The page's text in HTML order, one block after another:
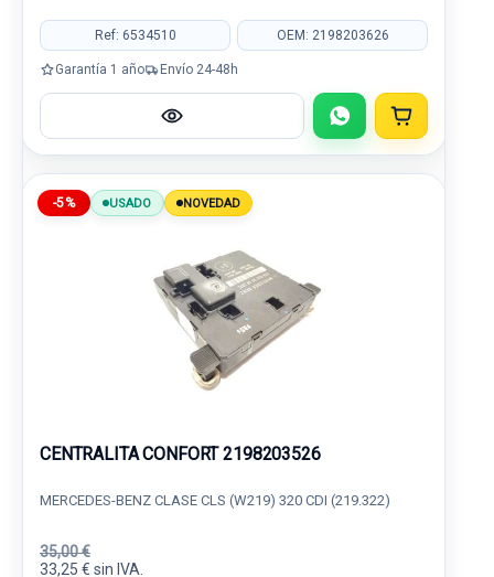
Ref: 6534510 OEM: 2198203626
Garantía 1 año Envío 24-48h
-5% USADO NOVEDAD
CENTRALITA CONFORT 2198203526
MERCEDES-BENZ CLASE CLS (W219) 320 CDI (219.322)
35,00 €
33,25 € sin IVA.